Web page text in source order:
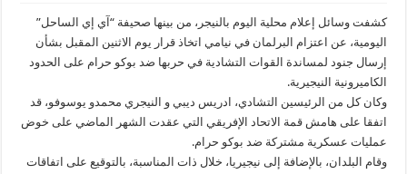
كشفت وسائل إعلام محلية اليوم بالنيجر، من بينها صحيفة “آي إي الساحل”
اليومية، عن اعتزام البرلمان في نيامي اتخاذ قرار يوم الاثنين المقبل بشأن
إرسال جنود لمساندة القوات التشادية في حربها ضد بوكو حرام على الحدود
الكاميرونية النيجيرية.
وكان كل من الرئيسين التشادي، ادريس ديبي و النيجري محمدو يوسوفو، قد
اتفقا على هامش قمة الاتحاد الإفريقي التي عقدت الشهر الماضي على خوض
عمليات عسكرية مشتركة ضد بوكو حرام.
وقام البلدان، بالإضافة إلى نيجيريا، خلال ذات المناسبة، بالتوقيع على اتفاقات